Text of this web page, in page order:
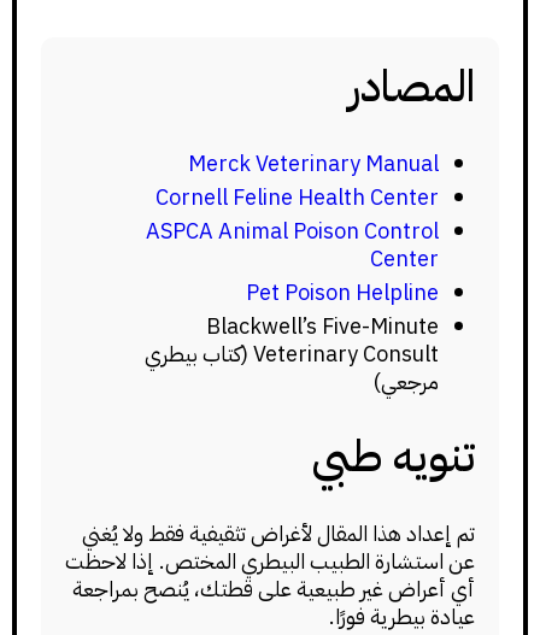
المصادر
Merck Veterinary Manual
Cornell Feline Health Center
ASPCA Animal Poison Control
Center
Pet Poison Helpline
Blackwell’s Five-Minute
Veterinary Consult (كتاب بيطري
مرجعي)
تنويه طبي
تم إعداد هذا المقال لأغراض تثقيفية فقط ولا يُغني
عن استشارة الطبيب البيطري المختص. إذا لاحظت
أي أعراض غير طبيعية على قطتك، يُنصح بمراجعة
عيادة بيطرية فورًا.